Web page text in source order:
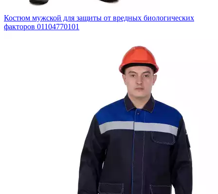
Костюм мужской для защиты от вредных биологических
факторов 01104770101